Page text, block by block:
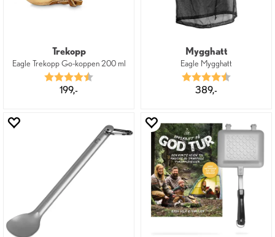
Trekopp
Eagle Trekopp Go-koppen 200 ml
Karakter:
199,-
Mygghatt
Eagle Mygghatt
Karakter:
389,-